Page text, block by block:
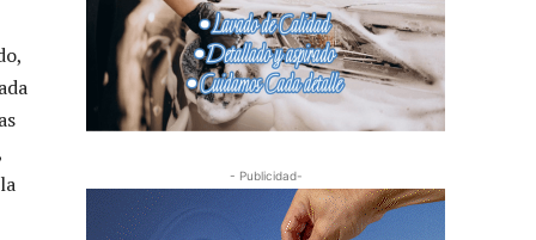
- Publicidad-